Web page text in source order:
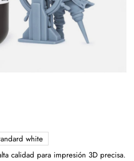
white
calidad para impresión 3D precisa.